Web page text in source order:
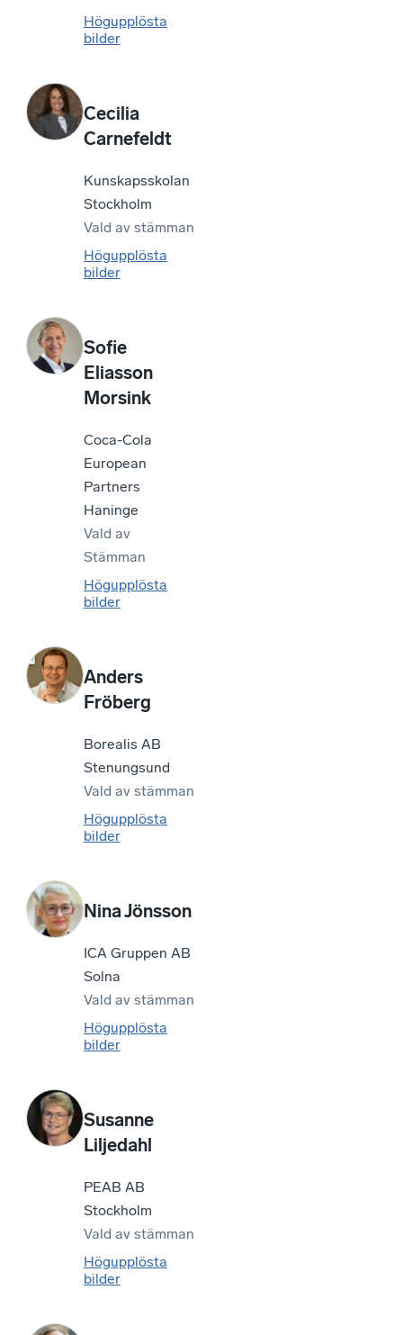
Högupplösta
bilder
Cecilia
Carnefeldt
Kunskapsskolan
Stockholm
Vald av stämman
Högupplösta
bilder
Sofie
Eliasson
Morsink
Coca-Cola
European
Partners
Haninge
Vald av
Stämman
Högupplösta
bilder
Anders
Fröberg
Borealis AB
Stenungsund
Vald av stämman
Högupplösta
bilder
Nina Jönsson
ICA Gruppen AB
Solna
Vald av stämman
Högupplösta
bilder
Susanne
Liljedahl
PEAB AB
Stockholm
Vald av stämman
Högupplösta
bilder